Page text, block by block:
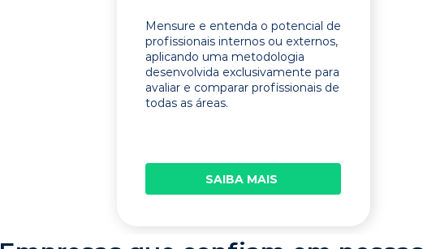
Mensure e entenda o potencial de
profissionais internos ou externos,
aplicando uma metodologia
desenvolvida exclusivamente para
avaliar e comparar profissionais de
todas as áreas.
SAIBA MAIS